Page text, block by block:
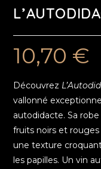
10,70 €
Découvrez
vallonné
autodidacte. Sa
fruits noirs et
une texture
les papilles. Un vin